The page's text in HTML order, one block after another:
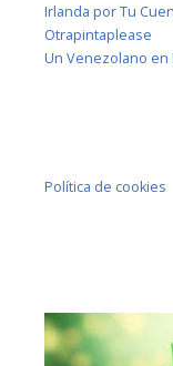
Irlanda por Tu
Otrapintaplease
Un Venezolano en
Política de cookies